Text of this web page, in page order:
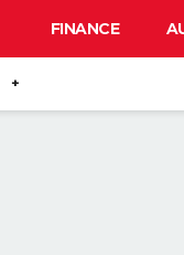
FINANCE
+